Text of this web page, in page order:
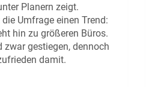
Planern zeigt.
Umfrage einen Trend:
hin zu größeren Büros.
zwar gestiegen, dennoch
damit.